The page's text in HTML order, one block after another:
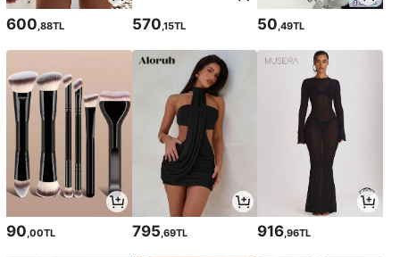
600 ,88TL 570 ,15TL 50 ,49TL
90 ,00TL 795 ,69TL 916 ,96TL